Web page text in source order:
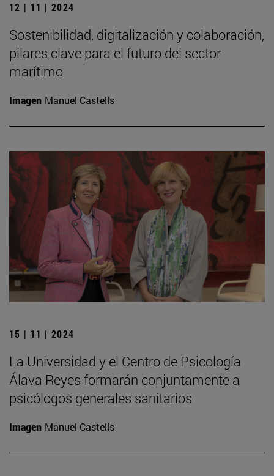
12 | 11 | 2024
Sostenibilidad, digitalización y colaboración,
pilares clave para el futuro del sector
marítimo
Imagen Manuel Castells
15 | 11 | 2024
La Universidad y el Centro de Psicología
Álava Reyes formarán conjuntamente a
psicólogos generales sanitarios
Imagen Manuel Castells